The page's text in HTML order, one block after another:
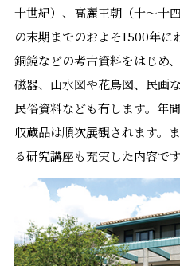
十世紀）、高麗王朝（十～十
の末期までのおよそ1500年に
銅鏡などの考古資料をはじめ
磁器、山水図や花鳥図、民画
民俗資料なども有します。年
収蔵品は順次展観されます。
る研究講座も充実した内容です